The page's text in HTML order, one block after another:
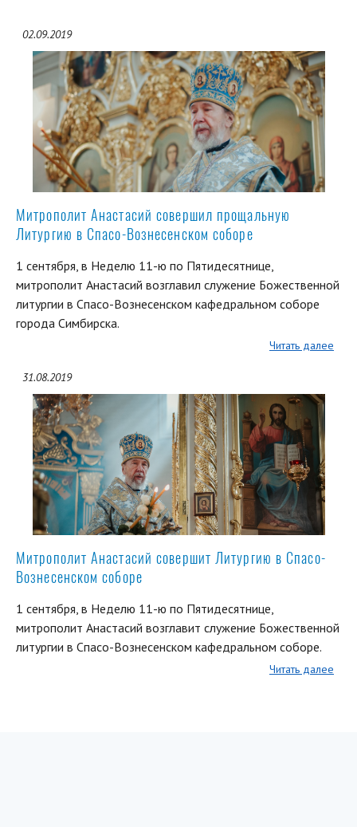
02.09.2019
Митрополит Анастасий совершил прощальную
Литургию в Спасо-Вознесенском соборе
1 сентября, в Неделю 11-ю по Пятидесятнице,
митрополит Анастасий возглавил служение Божественной
литургии в Спасо-Вознесенском кафедральном соборе
города Симбирска.
Читать далее
31.08.2019
Митрополит Анастасий совершит Литургию в Спасо-
Вознесенском соборе
1 сентября, в Неделю 11-ю по Пятидесятнице,
митрополит Анастасий возглавит служение Божественной
литургии в Спасо-Вознесенском кафедральном соборе.
Читать далее